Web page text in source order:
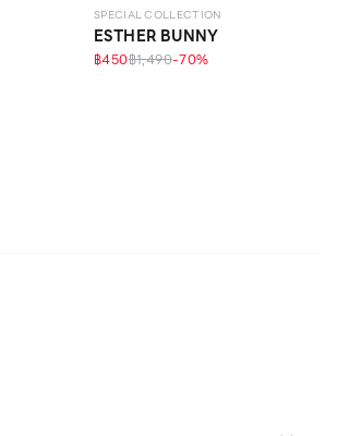
SPECIAL COLLECTION
ESTHER BUNNY
฿450฿1,490-70%